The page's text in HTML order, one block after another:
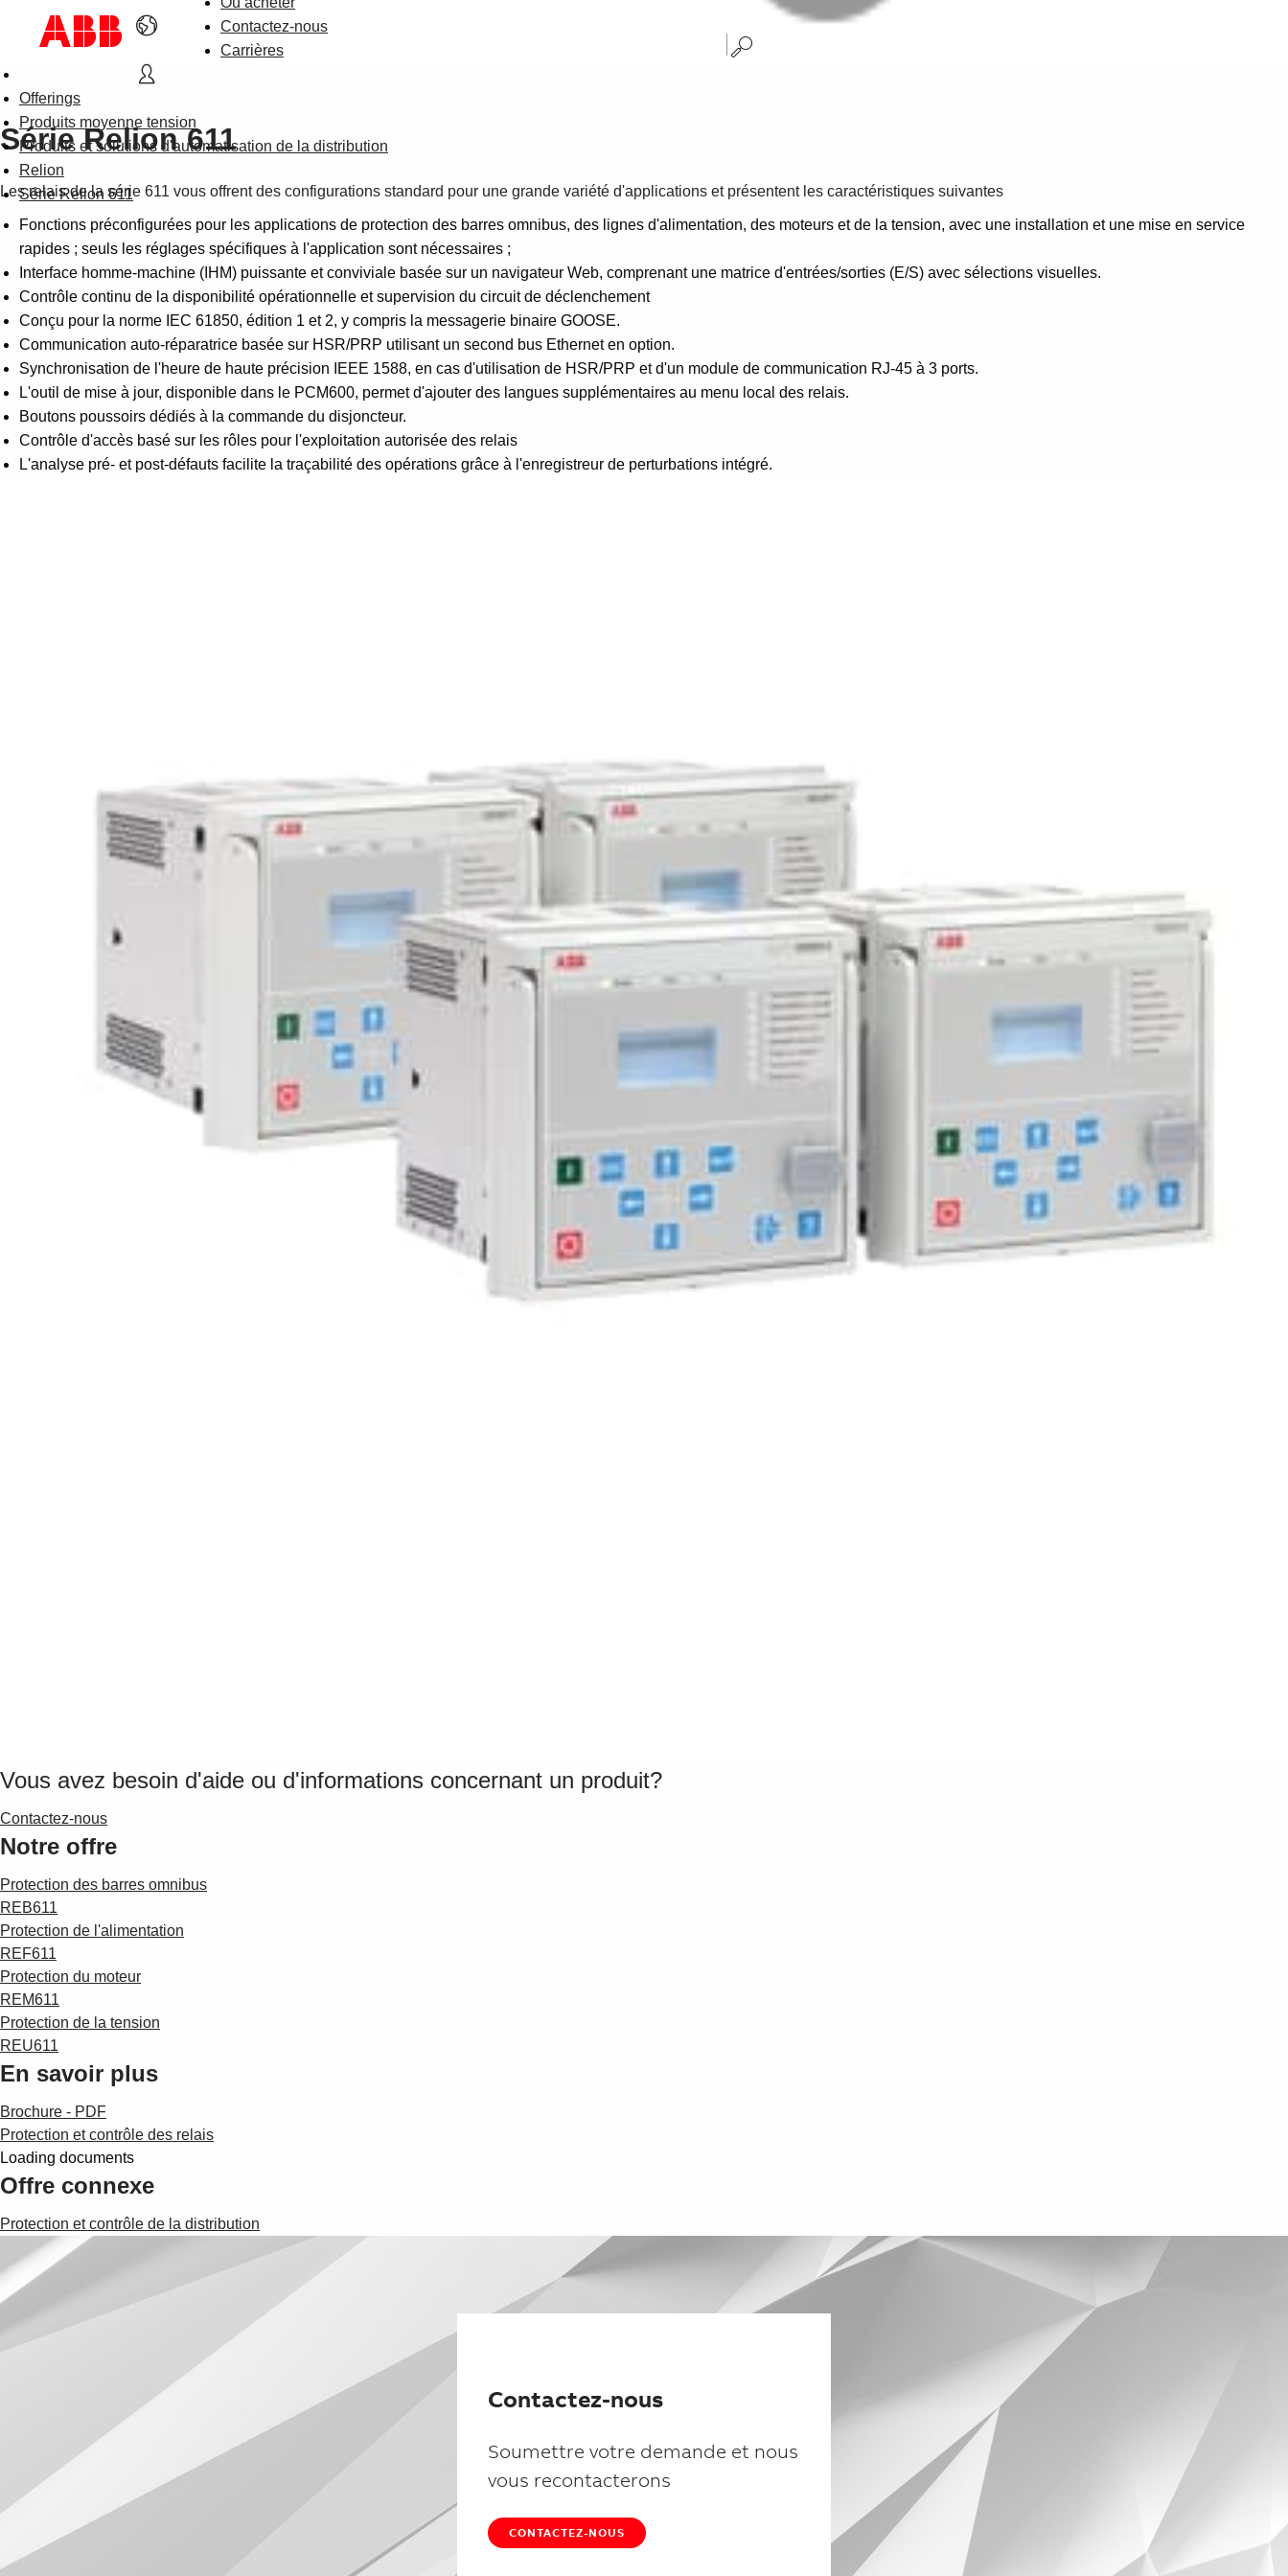
Contactez-nous
Carrières
Offerings
Produits moyenne tension
Produits et solutions d'automatisation de la distribution
Relion
Série Relion 611
Série Relion 611
Les relais de la série 611 vous offrent des configurations standard pour une grande variété d'applications et présentent les caractéristiques suivantes
Fonctions préconfigurées pour les applications de protection des barres omnibus, des lignes d'alimentation, des moteurs et de la tension, avec une installation et une mise en service
rapides ; seuls les réglages spécifiques à l'application sont nécessaires ;
Interface homme-machine (IHM) puissante et conviviale basée sur un navigateur Web, comprenant une matrice d'entrées/sorties (E/S) avec sélections visuelles.
Contrôle continu de la disponibilité opérationnelle et supervision du circuit de déclenchement
Conçu pour la norme IEC 61850, édition 1 et 2, y compris la messagerie binaire GOOSE.
Communication auto-réparatrice basée sur HSR/PRP utilisant un second bus Ethernet en option.
Synchronisation de l'heure de haute précision IEEE 1588, en cas d'utilisation de HSR/PRP et d'un module de communication RJ-45 à 3 ports.
L'outil de mise à jour, disponible dans le PCM600, permet d'ajouter des langues supplémentaires au menu local des relais.
Boutons poussoirs dédiés à la commande du disjoncteur.
Contrôle d'accès basé sur les rôles pour l'exploitation autorisée des relais
L'analyse pré- et post-défauts facilite la traçabilité des opérations grâce à l'enregistreur de perturbations intégré.
Vous avez besoin d'aide ou d'informations concernant un produit?
Contactez-nous
Notre offre
Protection des barres omnibus
REB611
Protection de l'alimentation
REF611
Protection du moteur
REM611
Protection de la tension
REU611
En savoir plus
Brochure - PDF
Protection et contrôle des relais
Loading documents
Offre connexe
Protection et contrôle de la distribution
Contactez-nous
Soumettre votre demande et nous
vous recontacterons
CONTACTEZ-NOUS